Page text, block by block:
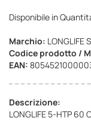
Disponibile in
Marchio: LONGLIFE
Codice prodotto /
EAN:
Descrizione:
LONGLIFE 5-HTP 60